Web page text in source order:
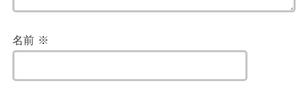
名前 ※